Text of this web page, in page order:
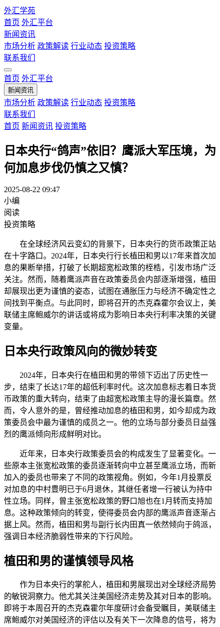
外汇学苑
首页 外汇平台
新闻资讯
市场分析 政策解读 行业动态 投资策略
联系我们
首页 外汇平台
新闻资讯
市场分析 政策解读 行业动态 投资策略
联系我们
首页 新闻资讯 投资策略
日本央行“鸽声”依旧？鹰派大军压境，为
何加息步伐仍慎之又慎？
2025-08-22 09:47
小编
阅读
投资策略
在全球经济风云变幻的背景下，日本央行的货币政策正站
在十字路口。2024年，日本央行行长植田和男以17年来首次加
息的果断举措，打破了长期超宽松政策的桎梏，引发市场广泛
关注。然而，随着鹰派声音在政策委员会内部逐渐增强，植田
却展现出更为谨慎的姿态，试图在通胀压力与经济不确定性之
间找到平衡点。与此同时，即将召开的杰克森霍尔会议上，美
联储主席鲍威尔的讲话或将成为影响日本央行利率决策的关键
变量。
日本央行政策风向的微妙转变
2024年，日本央行在植田和男的带领下迈出了历史性一
步，结束了长达17年的超低利率时代。这次加息标志着日本货
币政策的重大转向，结束了由超宽松政策主导的漫长篇章。然
而，令人意外的是，曾经推动加息的植田和男，如今却成为政
策委员会中最为谨慎的成员之一。他的立场与部分委员日益强
烈的鹰派倾向形成鲜明对比。
近年来，日本央行政策委员会的构成发生了显著变化。一
些原本主张宽松政策的委员逐渐转向中立甚至鹰派立场，而新
加入的委员也带来了不同的政策视角。例如，今年1月投票反
对加息的中村豊明已于6月退休，其继任者增一行被认为持中
性立场。同样，曾主张宽松政策的野口旭也在1月转而支持加
息。这种政策倾向的转变，使得委员会内部的鹰派声音逐渐占
据上风。然而，植田和男与副行长内田真一依然倾向于鸽派，
强调日本经济脆弱性带来的下行风险。
植田和男的谨慎领导风格
作为日本央行的掌舵人，植田和男展现出对全球经济局势
的敏锐洞察力。他尤其关注美国经济走势及其对日本的影响。
即将于本周召开的杰克森霍尔年度研讨会备受瞩目，美联储主
席鲍威尔对美国经济的评估以及有关下一次降息的信号，将为